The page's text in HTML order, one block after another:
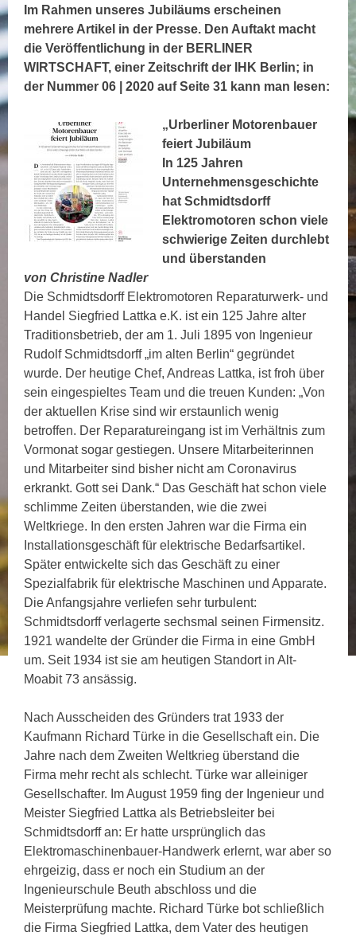
Im Rahmen unseres Jubiläums erscheinen
mehrere Artikel in der Presse. Den Auftakt macht
die Veröffentlichung in der BERLINER
WIRTSCHAFT, einer Zeitschrift der IHK Berlin; in
der Nummer 06 | 2020 auf Seite 31 kann man lesen:
„Urberliner Motorenbauer
feiert Jubiläum
In 125 Jahren
Unternehmensgeschichte
hat Schmidtsdorff
Elektromotoren schon viele
schwierige Zeiten durchlebt
und überstanden
von Christine Nadler
Die Schmidtsdorff Elektromotoren Reparaturwerk- und
Handel Siegfried Lattka e.K. ist ein 125 Jahre alter
Traditionsbetrieb, der am 1. Juli 1895 von Ingenieur
Rudolf Schmidtsdorff „im alten Berlin“ gegründet
wurde. Der heutige Chef, Andreas Lattka, ist froh über
sein eingespieltes Team und die treuen Kunden: „Von
der aktuellen Krise sind wir erstaunlich wenig
betroffen. Der Reparatureingang ist im Verhältnis zum
Vormonat sogar gestiegen. Unsere Mitarbeiterinnen
und Mitarbeiter sind bisher nicht am Coronavirus
erkrankt. Gott sei Dank.“ Das Geschäft hat schon viele
schlimme Zeiten überstanden, wie die zwei
Weltkriege. In den ersten Jahren war die Firma ein
Installationsgeschäft für elektrische Bedarfsartikel.
Später entwickelte sich das Geschäft zu einer
Spezialfabrik für elektrische Maschinen und Apparate.
Die Anfangsjahre verliefen sehr turbulent:
Schmidtsdorff verlagerte sechsmal seinen Firmensitz.
1921 wandelte der Gründer die Firma in eine GmbH
um. Seit 1934 ist sie am heutigen Standort in Alt-
Moabit 73 ansässig.
Nach Ausscheiden des Gründers trat 1933 der
Kaufmann Richard Türke in die Gesellschaft ein. Die
Jahre nach dem Zweiten Weltkrieg überstand die
Firma mehr recht als schlecht. Türke war alleiniger
Gesellschafter. Im August 1959 fing der Ingenieur und
Meister Siegfried Lattka als Betriebsleiter bei
Schmidtsdorff an: Er hatte ursprünglich das
Elektromaschinenbauer-Handwerk erlernt, war aber so
ehrgeizig, dass er noch ein Studium an der
Ingenieurschule Beuth abschloss und die
Meisterprüfung machte. Richard Türke bot schließlich
die Firma Siegfried Lattka, dem Vater des heutigen